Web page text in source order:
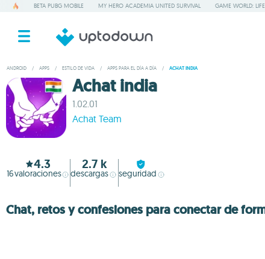
BETA PUBG MOBILE MY HERO ACADEMIA UNITED SURVIVAL GAME WORLD:
ANDROID / APPS / ESTILO DE VIDA / APPS PARA EL DÍA A DÍA / ACHAT INDIA
Achat india
1.02.01
Achat Team
4.3
16valoraciones
2.7 k
descargas seguridad
Chat, retos y confesiones para conectar de